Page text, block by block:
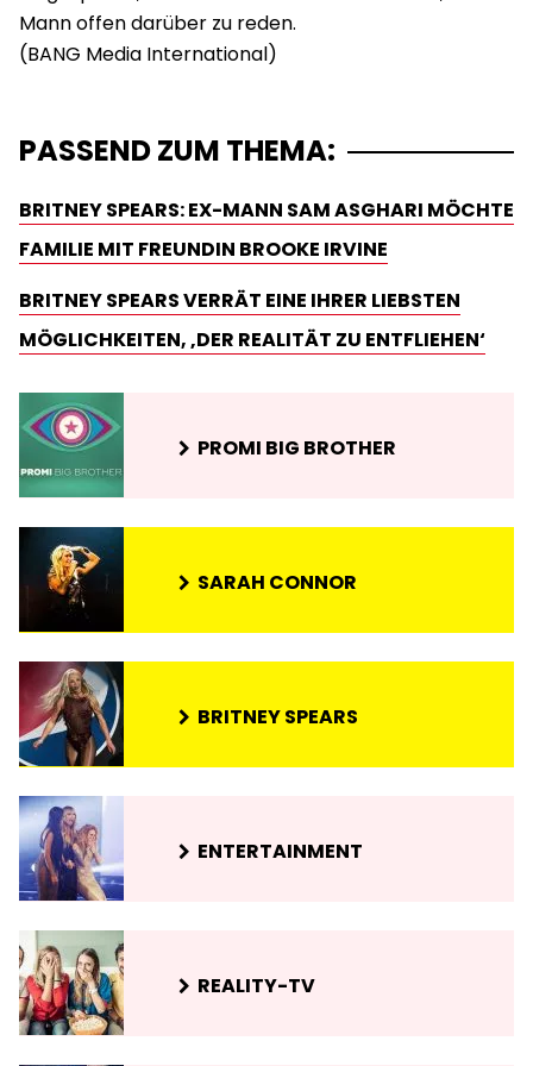
Mann offen darüber zu reden.
PASSEND ZUM THEMA:
BRITNEY SPEARS: EX-MANN SAM ASGHARI MÖCHTE
FAMILIE MIT FREUNDIN BROOKE IRVINE
BRITNEY SPEARS VERRÄT EINE IHRER LIEBSTEN
MÖGLICHKEITEN, ‚DER REALITÄT ZU ENTFLIEHEN‘
PROMI BIG BROTHER
SARAH CONNOR
BRITNEY SPEARS
ENTERTAINMENT
REALITY-TV